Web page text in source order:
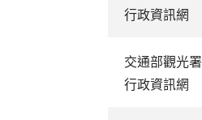
行政資訊網
交通部觀光署
行政資訊網